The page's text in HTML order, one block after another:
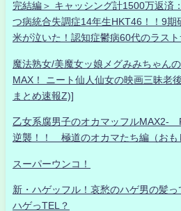
完結編＞ キャッシング計1500万返済
つ病統合失調症14年生HKT46！！9期
米が泣いた！認知症鬱病60代のラス
魔法熟女/美魔女ッ娘メグみみちゃん
MAX！ ニート仙人仙女の映画三昧老
まとめ速報Z)]
乙女系腐男子のオカマッフルMAX2-
逆襲！！ 極道のオカマたち編（おも
スーパーウンコ！
新・ハゲッフル！哀愁のハゲ男の髪っ
ハゲっTEL？